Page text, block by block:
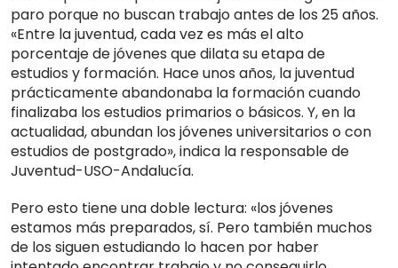
paro porque no buscan trabajo antes de los 25 años.
«Entre la juventud, cada vez es más el alto
porcentaje de jóvenes que dilata su etapa de
estudios y formación. Hace unos años, la juventud
prácticamente abandonaba la formación cuando
finalizaba los estudios primarios o básicos. Y, en la
actualidad, abundan los jóvenes universitarios o con
estudios de postgrado», indica la responsable de
Juventud-USO-Andalucía.
Pero esto tiene una doble lectura: «los jóvenes
estamos más preparados, sí. Pero también muchos
de los siguen estudiando lo hacen por haber